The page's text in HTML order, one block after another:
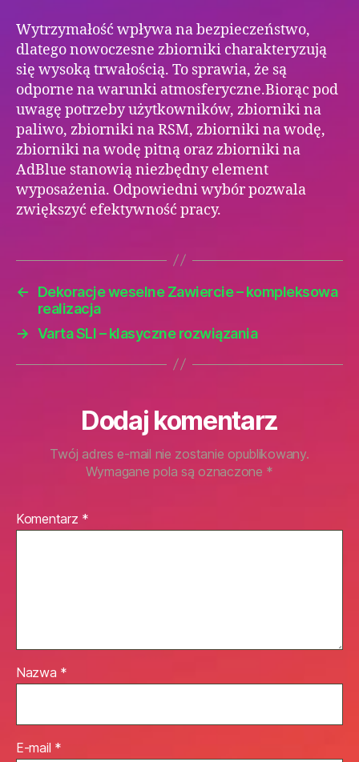
Wytrzymałość wpływa na bezpieczeństwo,
dlatego nowoczesne zbiorniki charakteryzują
się wysoką trwałością. To sprawia, że są
odporne na warunki atmosferyczne.Biorąc pod
uwagę potrzeby użytkowników, zbiorniki na
paliwo, zbiorniki na RSM, zbiorniki na wodę,
zbiorniki na wodę pitną oraz zbiorniki na
AdBlue stanowią niezbędny element
wyposażenia. Odpowiedni wybór pozwala
zwiększyć efektywność pracy.
←
Dekoracje weselne Zawiercie – kompleksowa
realizacja
→ Varta SLI – klasyczne rozwiązania
Dodaj komentarz
Twój adres e-mail nie zostanie opublikowany.
Wymagane pola są oznaczone *
Komentarz *
Nazwa *
E-mail *